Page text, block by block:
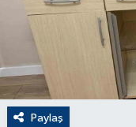
Paylaş
EKONOMİ
English News
Finans